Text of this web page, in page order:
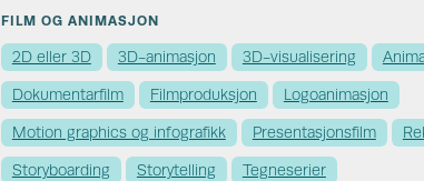
FILM OG ANIMASJON
2D eller 3D 3D-animasjon 3D-visualisering
Dokumentarfilm Filmproduksjon Logoanimasjon
Motion graphics og infografikk Presentasjonsfilm
Storyboarding Storytelling Tegneserier